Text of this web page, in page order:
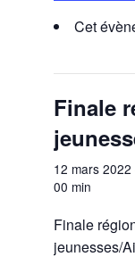
Cet
Finale
12 mars
00 min
Finale
jeunesses/